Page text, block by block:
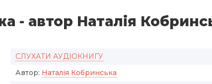
- автор Наталія
СЛУХАТИ АУДІОКНИГУ
Автор: Наталія Кобринська